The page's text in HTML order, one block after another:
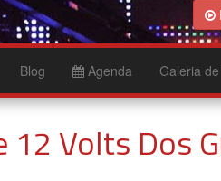
Blog Agenda Galeria
12 Volts Dos